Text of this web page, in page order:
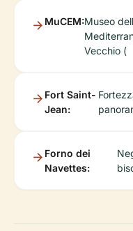
MuCEM:Museo
Vecchio (
Fort Saint-
Jean:
Forno dei
Navettes: